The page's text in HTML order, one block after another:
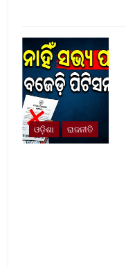
ଓଡ଼ିଶା ରାଜନୀତି